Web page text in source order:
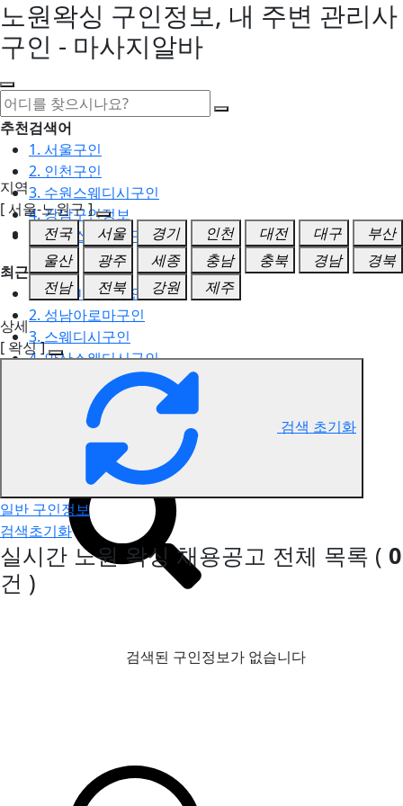
노원왁싱 구인정보, 내 주변 관리사
구인 - 마사지알바
추천검색어
1. 서울구인
2. 인천구인
3. 수원스웨디시구인
4. 강남구인정보
5. 동탄스웨디시구인
최근검색어
1. 일산마사지구인
2. 성남아로마구인
3. 스웨디시구인
4. 안산스웨디시구인
5. 아로마구인
노원 왁싱 구인정보
지역
[ 서울-노원구 ]
전국
서울 경기 인천 대전 대구
부산
울산
광주 세종 충남 충북 경남
경북
전남
전북 강원
제주
상세
[ 왁싱 ]
검색 초기화
일반 구인정보
검색초기화
실시간 노원 왁싱 채용공고 전체 목록 ( 0
건 )
검색된 구인정보가 없습니다